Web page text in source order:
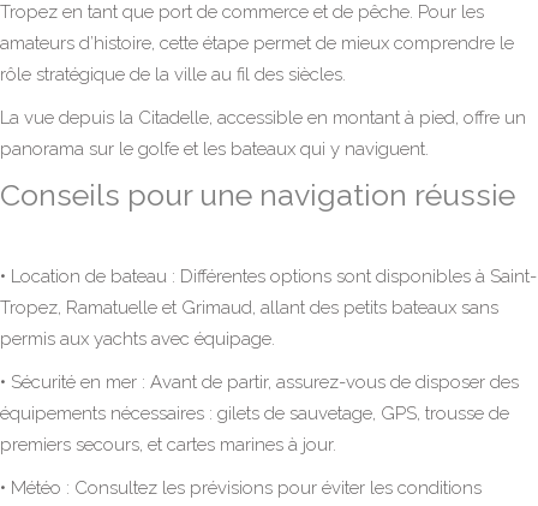
Tropez en tant que port de commerce et de pêche. Pour les
amateurs d’histoire, cette étape permet de mieux comprendre le
rôle stratégique de la ville au fil des siècles.
La vue depuis la Citadelle, accessible en montant à pied, offre un
panorama sur le golfe et les bateaux qui y naviguent.
Conseils pour une navigation réussie
• Location de bateau : Différentes options sont disponibles à Saint-
Tropez, Ramatuelle et Grimaud, allant des petits bateaux sans
permis aux yachts avec équipage.
• Sécurité en mer : Avant de partir, assurez-vous de disposer des
équipements nécessaires : gilets de sauvetage, GPS, trousse de
premiers secours, et cartes marines à jour.
• Météo : Consultez les prévisions pour éviter les conditions